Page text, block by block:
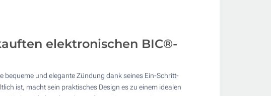
elektronischen BIC®-
bequeme und elegante Zündung dank seines Ein-Schritt-
ist, macht sein praktisches Design es zu einem idealen